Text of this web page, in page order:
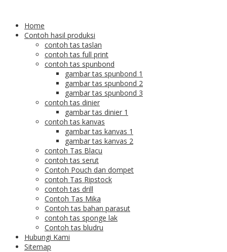
Home
Contoh hasil produksi
contoh tas taslan
contoh tas full print
contoh tas spunbond
gambar tas spunbond 1
gambar tas spunbond 2
gambar tas spunbond 3
contoh tas dinier
gambar tas dinier 1
contoh tas kanvas
gambar tas kanvas 1
gambar tas kanvas 2
contoh Tas Blacu
contoh tas serut
Contoh Pouch dan dompet
contoh Tas Ripstock
contoh tas drill
Contoh Tas Mika
Contoh tas bahan parasut
contoh tas sponge lak
Contoh tas bludru
Hubungi Kami
Sitemap